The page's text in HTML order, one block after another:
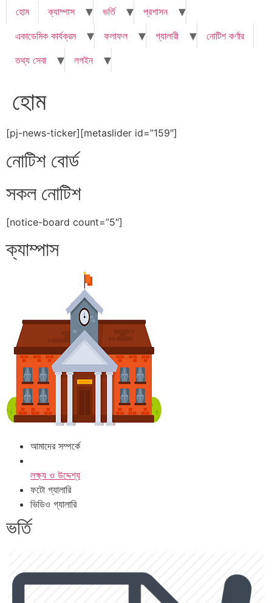
হোম ক্যাম্পাস ভর্তি
প্রশাসন
একাডেমিক কার্যক্রম
ফলাফল গ্যালারী
নোটিশ কর্ণার
তথ্য সেবা
লগইন
হোম
[pj-news-ticker][metaslider id=”159″]
নোটিশ বোর্ড
সকল নোটিশ
[notice-board count=”5″]
ক্যাম্পাস
আমাদের সম্পর্কে
লক্ষ্য ও উদ্দেশ্য
ফটো গ্যালারি
ভিডিও গ্যালারি
ভর্তি